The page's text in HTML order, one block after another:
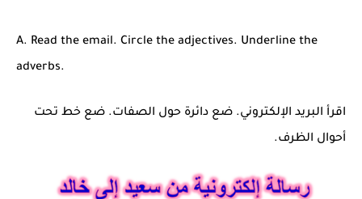
A. Read the email. Circle the adjectives. Underline the
adverbs.
اقرأ البريد الإلكتروني. ضع دائرة حول الصفات. ضع خط تحت
أحوال الظرف.